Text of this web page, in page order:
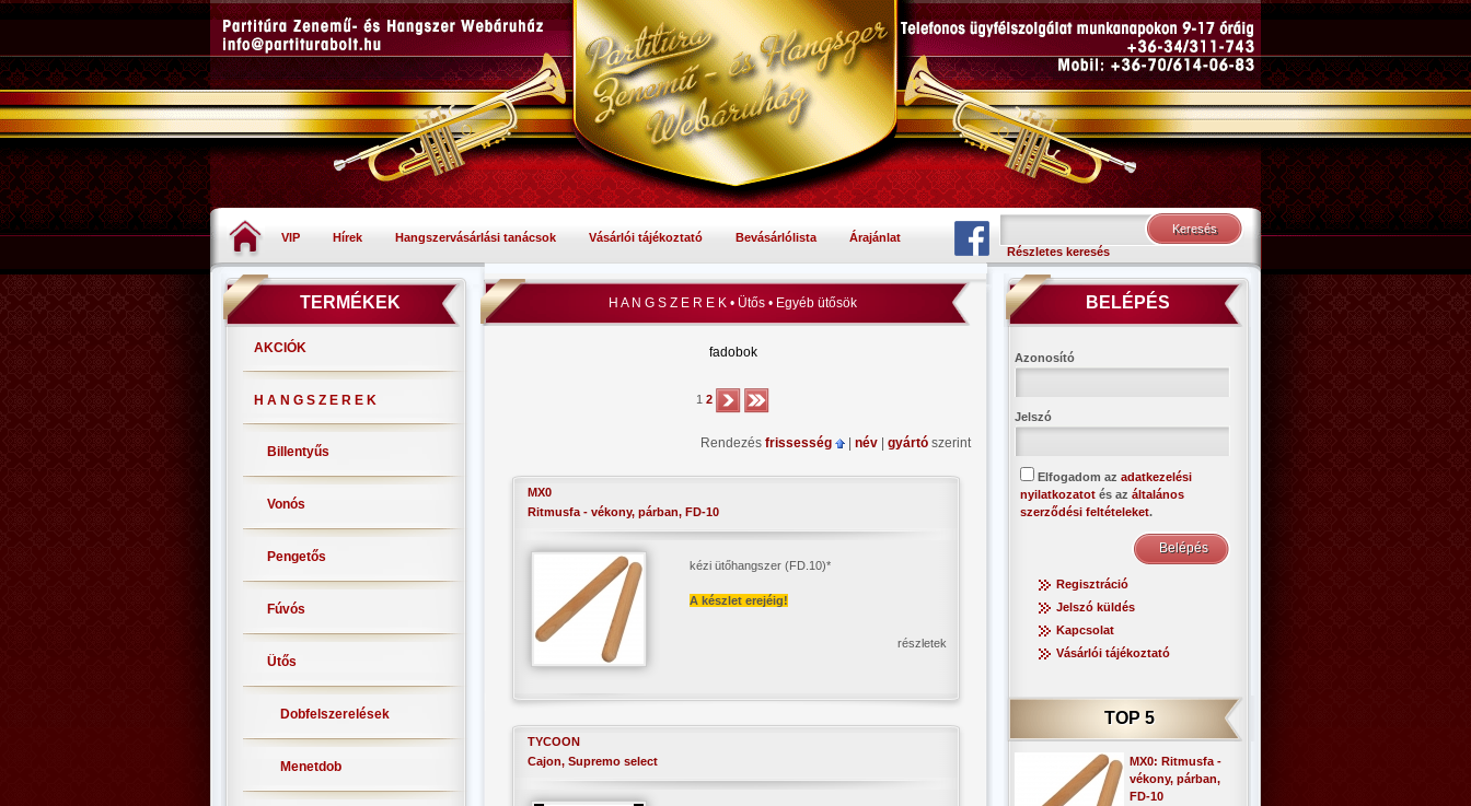
VIP Hírek Hangszervásárlási tanácsok Vásárlói tájékoztató Bevásárlólista
Árajánlat
Részletes keresés
TERMÉKEK
AKCIÓK
H A N G S Z E R E K
Billentyűs
Vonós
Pengetős
Fúvós
Ütős
Dobfelszerelések
Menetdob
H A N G S Z E R E K • Ütős • Egyéb ütősök
fadobok
1 2
Rendezés frissesség név gyártó szerint
MX0
Ritmusfa - vékony, párban, FD-10
kézi ütőhangszer (FD.10)*
A készlet erejéig!
részletek
TYCOON
Cajon, Supremo select
BELÉPÉS
Azonosító
Jelszó
Elfogadom az adatkezelési
nyilatkozatot és az általános
szerződési feltételeket.
Regisztráció
Jelszó küldés
Kapcsolat
Vásárlói tájékoztató
TOP 5
MX0: Ritmusfa -
vékony, párban,
FD-10